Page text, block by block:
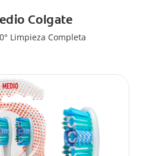
Colgate
Limpieza Completa